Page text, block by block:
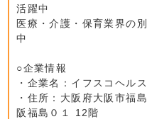
活躍中
医療・介護・保育業界の
中
○企業情報
・企業名：イフスコヘル
・住所：大阪府大阪市
阪福島０１ 12階